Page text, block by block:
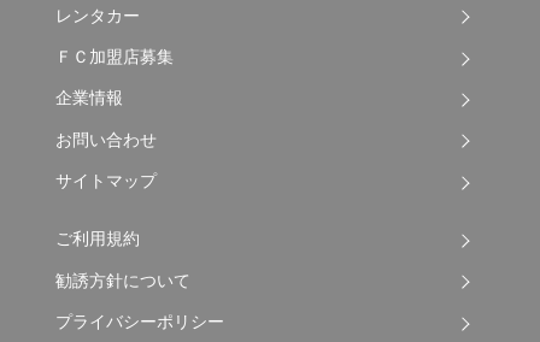
レンタカー
ＦＣ加盟店募集
企業情報
お問い合わせ
サイトマップ
ご利用規約
勧誘方針について
プライバシーポリシー